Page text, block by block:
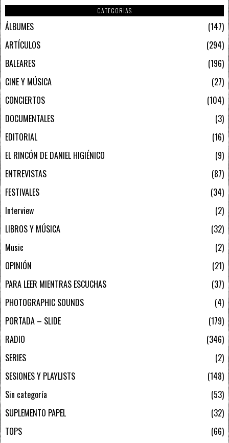
CATEGORIAS
ÁLBUMES
147
ARTÍCULOS
294
BALEARES
196
CINE Y MÚSICA
27
CONCIERTOS
104
DOCUMENTALES
3
EDITORIAL
16
EL RINCÓN DE DANIEL HIGIÉNICO
9
ENTREVISTAS
87
FESTIVALES
34
Interview
2
LIBROS Y MÚSICA
32
Music
2
OPINIÓN
21
PARA LEER MIENTRAS ESCUCHAS
37
PHOTOGRAPHIC SOUNDS
4
PORTADA – SLIDE
179
RADIO
346
SERIES
2
SESIONES Y PLAYLISTS
148
Sin categoría
53
SUPLEMENTO PAPEL
32
TOPS
66